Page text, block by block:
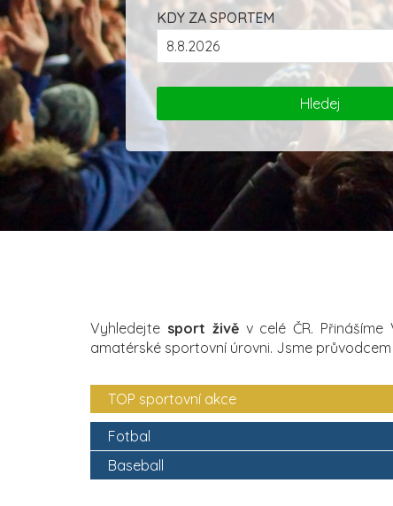
KDY ZA SPORTEM
Vyhledejte sport živěv celé ČR. Přinášíme
amatérské sportovní úrovni. Jsme průvodcem
TOP sportovní akce
Fotbal
Baseball